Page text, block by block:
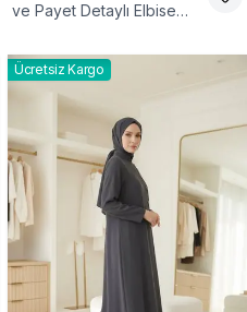
ve Payet Detaylı Elbise
Ücretsiz Kargo